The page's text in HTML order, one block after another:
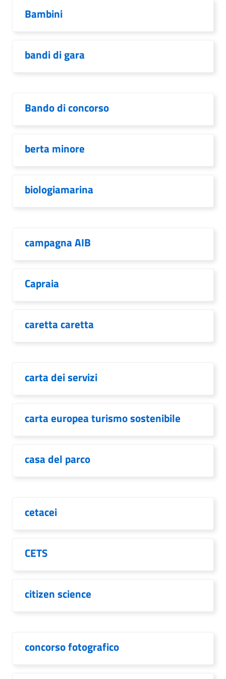
Bambini
bandi di gara
Bando di concorso
berta minore
biologiamarina
campagna AIB
Capraia
caretta caretta
carta dei servizi
carta europea turismo sostenibile
casa del parco
cetacei
CETS
citizen science
concorso fotografico